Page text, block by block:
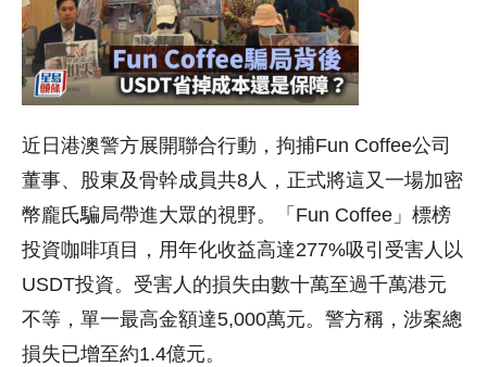
近日港澳警方展開聯合行動，拘捕Fun Coffee公司
董事、股東及骨幹成員共8人，正式將這又一場加密
幣龐氏騙局帶進大眾的視野。「Fun Coffee」標榜
投資咖啡項目，用年化收益高達277%吸引受害人以
USDT投資。受害人的損失由數十萬至過千萬港元
不等，單一最高金額達5,000萬元。警方稱，涉案總
損失已增至約1.4億元。